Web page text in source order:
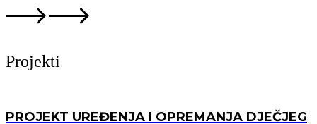
Projekti
PROJEKT UREĐENJA I OPREMANJA DJEČJEG